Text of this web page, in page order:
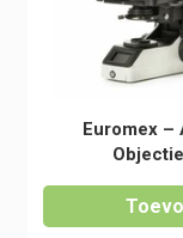
Euromex –